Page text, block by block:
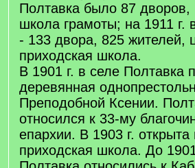
Полтавка было 87 дворов,
школа грамоты; на 1911 г.
- 133 двора, 825 жителей,
приходская школа.
В 1901 г. в селе Полтавка
деревянная
Преподобной Ксении.
относился к 33-му
епархии. В 1903 г. открыта
приходская школа. До